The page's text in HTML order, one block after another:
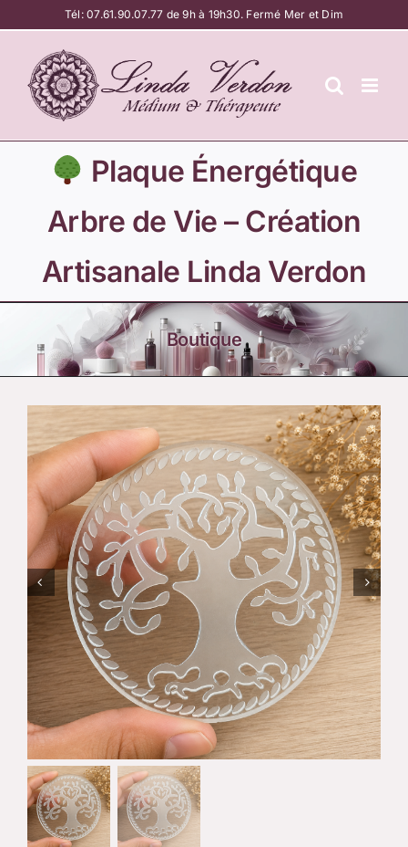
au
contenu
Tél:07.61.90.07.77 de 9h à 19h30. Fermé Mer et Dim
Plaque Énergétique
Arbre de Vie – Création
Artisanale Linda Verdon
Boutique